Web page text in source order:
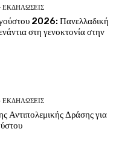
ΕΚΔΗΛΩΣΕΙΣ
2026: Πανελλαδική
στη γενοκτονία στην
ΕΚΔΗΛΩΣΕΙΣ
Αντιπολεμικής Δράσης για